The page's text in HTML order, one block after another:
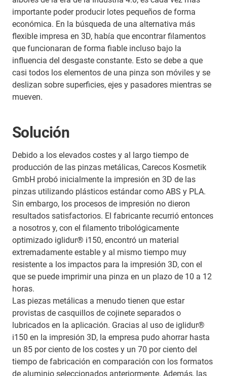
importante poder producir lotes pequeños de forma
económica. En la búsqueda de una alternativa más
flexible impresa en 3D, había que encontrar filamentos
que funcionaran de forma fiable incluso bajo la
influencia del desgaste constante. Esto se debe a que
casi todos los elementos de una pinza son móviles y se
deslizan sobre superficies, ejes y pasadores mientras se
mueven.
Solución
Debido a los elevados costes y al largo tiempo de
producción de las pinzas metálicas, Carecos Kosmetik
GmbH probó inicialmente la impresión en 3D de las
pinzas utilizando plásticos estándar como ABS y PLA.
Sin embargo, los procesos de impresión no dieron
resultados satisfactorios. El fabricante recurrió entonces
a nosotros y, con el filamento tribológicamente
optimizado iglidur® i150, encontró un material
extremadamente estable y al mismo tiempo muy
resistente a los impactos para la impresión 3D, con el
que se puede imprimir una pinza en un plazo de 10 a 12
horas.
Las piezas metálicas a menudo tienen que estar
provistas de casquillos de cojinete separados o
lubricados en la aplicación. Gracias al uso de iglidur®
i150 en la impresión 3D, la empresa pudo ahorrar hasta
un 85 por ciento de los costes y un 70 por ciento del
tiempo de fabricación en comparación con los formatos
de aluminio seleccionados anteriormente. Además, las